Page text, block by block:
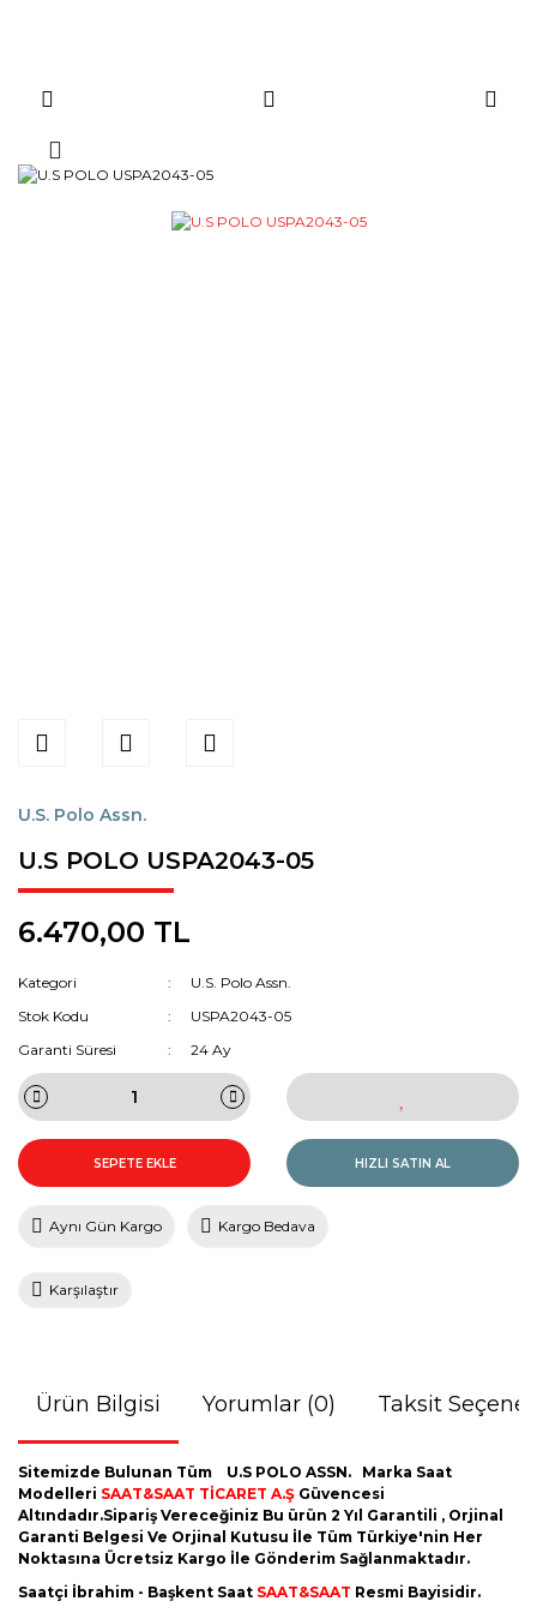
U.S. Polo Assn.
U.S POLO USPA2043-05
6.470,00 TL
Kategori
U.S. Polo Assn.
Stok Kodu
USPA2043-05
Garanti Süresi
24 Ay
SEPETE EKLE HIZLI SATIN AL
Aynı Gün Kargo Kargo Bedava
Karşılaştır
Ürün Bilgisi Yorumlar (0) Taksit
Sitemizde Bulunan Tüm U.S POLO ASSN. Marka Saat
Modelleri SAAT&SAAT TİCARET A.Ş Güvencesi
Altındadır.Sipariş Vereceğiniz Bu ürün 2 Yıl Garantili , Orjinal
Garanti Belgesi Ve Orjinal Kutusu İle Tüm Türkiye'nin Her
Noktasına Ücretsiz Kargo İle Gönderim Sağlanmaktadır.
Saatçi İbrahim - Başkent Saat SAAT&SAAT Resmi Bayisidir.